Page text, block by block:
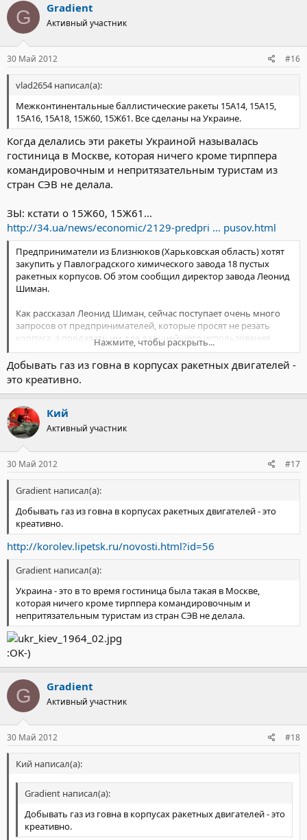
G Gradient
Активный участник
30 Май 2012 #16
vlad2654 написал(а):
Межконтинентальные баллистические ракеты 15А14, 15А15,
15А16, 15А18, 15Ж60, 15Ж61. Все сделаны на Украине.
Когда делались эти ракеты Украиной называлась
гостиница в Москве, которая ничего кроме тирппера
командировочным и непритязательным туристам из
стран СЭВ не делала.
ЗЫ: кстати о 15Ж60, 15Ж61...
http://34.ua/news/economic/2129-predpri ... pusov.html
Предприниматели из Близнюков (Харьковская область) хотят
закупить у Павлоградского химического завода 18 пустых
ракетных корпусов. Об этом сообщил директор завода Леонид
Шиман.
Как рассказал Леонид Шиман, сейчас поступает очень много
запросов от предпринимателей, которые просят не резать
корпуса, а продавать им для дальнейшего использования.
Пустые ракетные корпуса могут вполне служить для хранения
непищевых продуктов. Они выдерживают давление до 400
атмосфер, не гниют, могут находится в земле и воде довольно
продолжительное время.
строительства биогазоустановок.
Нажмите, чтобы раскрыть...
Добывать газ из говна в корпусах ракетных двигателей -
это креативно.
Кий
Активный участник
30 Май 2012 #17
Gradient написал(а):
Добывать газ из говна в корпусах ракетных двигателей - это
креативно.
http://korolev.lipetsk.ru/novosti.html?id=56
Gradient написал(а):
Украина - это в то время гостиница была такая в Москве,
которая ничего кроме тирппера командировочным и
непритязательным туристам из стран СЭВ не делала.
:OK-)
G Gradient
Активный участник
30 Май 2012 #18
Кий написал(а):
Gradient написал(а):
Добывать газ из говна в корпусах ракетных двигателей - это
креативно.